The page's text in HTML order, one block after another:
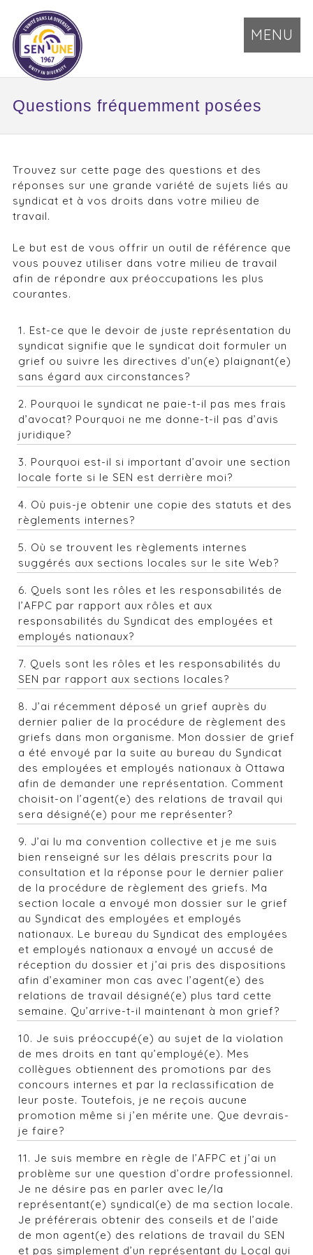
MENU
Questions fréquemment posées
Trouvez sur cette page des questions et des
réponses sur une grande variété de sujets liés au
syndicat et à vos droits dans votre milieu de
travail.
Le but est de vous offrir un outil de référence que
vous pouvez utiliser dans votre milieu de travail
afin de répondre aux préoccupations les plus
courantes.
1. Est-ce que le devoir de juste représentation du
syndicat signifie que le syndicat doit formuler un
grief ou suivre les directives d’un(e) plaignant(e)
sans égard aux circonstances?
2. Pourquoi le syndicat ne paie-t-il pas mes frais
d’avocat? Pourquoi ne me donne-t-il pas d’avis
juridique?
3. Pourquoi est-il si important d’avoir une section
locale forte si le SEN est derrière moi?
4. Où puis-je obtenir une copie des statuts et des
règlements internes?
5. Où se trouvent les règlements internes
suggérés aux sections locales sur le site Web?
6. Quels sont les rôles et les responsabilités de
l’AFPC par rapport aux rôles et aux
responsabilités du Syndicat des employées et
employés nationaux?
7. Quels sont les rôles et les responsabilités du
SEN par rapport aux sections locales?
8. J’ai récemment déposé un grief auprès du
dernier palier de la procédure de règlement des
griefs dans mon organisme. Mon dossier de grief
a été envoyé par la suite au bureau du Syndicat
des employées et employés nationaux à Ottawa
afin de demander une représentation. Comment
choisit-on l’agent(e) des relations de travail qui
sera désigné(e) pour me représenter?
9. J’ai lu ma convention collective et je me suis
bien renseigné sur les délais prescrits pour la
consultation et la réponse pour le dernier palier
de la procédure de règlement des griefs. Ma
section locale a envoyé mon dossier sur le grief
au Syndicat des employées et employés
nationaux. Le bureau du Syndicat des employées
et employés nationaux a envoyé un accusé de
réception du dossier et j’ai pris des dispositions
afin d’examiner mon cas avec l’agent(e) des
relations de travail désigné(e) plus tard cette
semaine. Qu’arrive-t-il maintenant à mon grief?
10. Je suis préoccupé(e) au sujet de la violation
de mes droits en tant qu’employé(e). Mes
collègues obtiennent des promotions par des
concours internes et par la reclassification de
leur poste. Toutefois, je ne reçois aucune
promotion même si j’en mérite une. Que devrais-
je faire?
11. Je suis membre en règle de l’AFPC et j’ai un
problème sur une question d’ordre professionnel.
Je ne désire pas en parler avec le/la
représentant(e) syndical(e) de ma section locale.
Je préférerais obtenir des conseils et de l’aide
de mon agent(e) des relations de travail du SEN
et pas simplement d’un représentant du Local qui